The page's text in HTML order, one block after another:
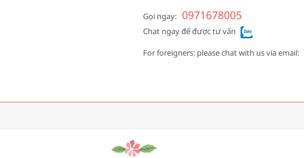
Gọi ngay: 0971678005
Chat ngay để được tư vấn
For foreigners: please chat with us via email: